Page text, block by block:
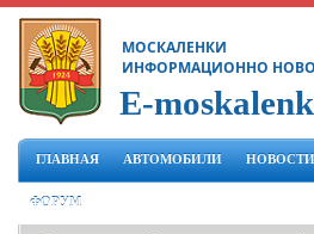
МОСКАЛЕНКИ
ИНФОРМАЦИОННО
E-
ГЛАВНАЯ АВТОМОБИЛИ
ФОРУМ